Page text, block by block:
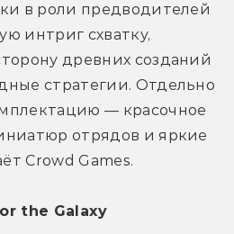
в роли предводителей
интриг схватку,
древних созданий
стратегии. Отдельно
— красочное
отрядов и яркие
Crowd Games.
the Galaxy